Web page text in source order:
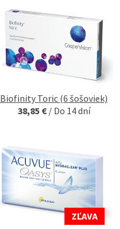
Biofinity Toric (6 šošoviek)
38,85 € / Do 14 dní
ZĽAVA